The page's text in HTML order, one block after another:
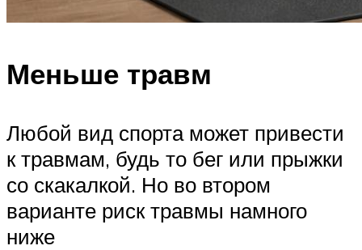
Меньше травм
Любой вид спорта может привести
к травмам, будь то бег или прыжки
со скакалкой. Но во втором
варианте риск травмы намного
ниже